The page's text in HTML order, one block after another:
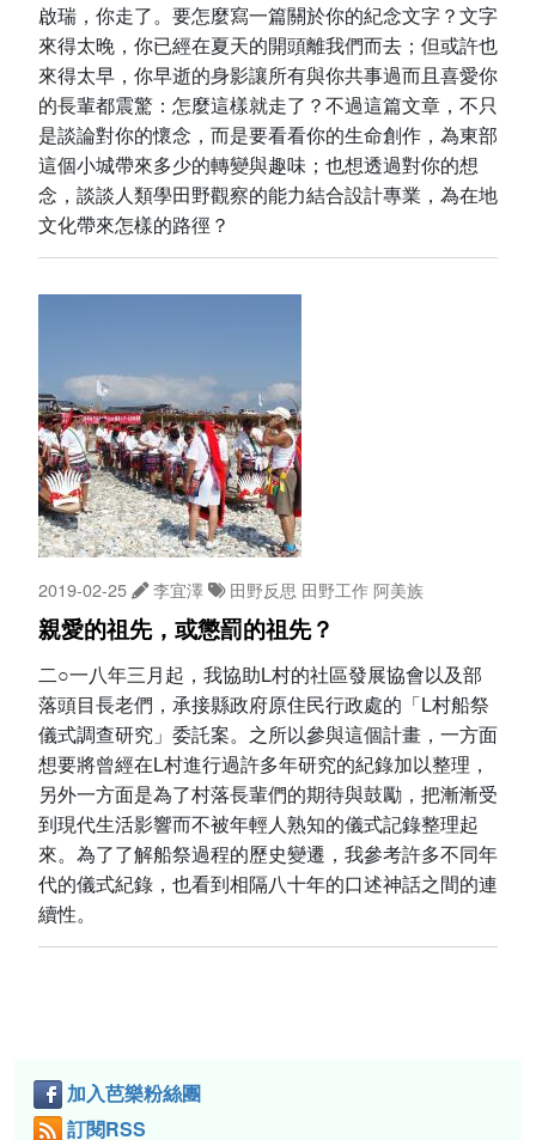
啟瑞，你走了。要怎麼寫一篇關於你的紀念文字？文字
來得太晚，你已經在夏天的開頭離我們而去；但或許也
來得太早，你早逝的身影讓所有與你共事過而且喜愛你
的長輩都震驚：怎麼這樣就走了？不過這篇文章，不只
是談論對你的懷念，而是要看看你的生命創作，為東部
這個小城帶來多少的轉變與趣味；也想透過對你的想
念，談談人類學田野觀察的能力結合設計專業，為在地
文化帶來怎樣的路徑？
2019-02-25 李宜澤 田野反思 田野工作阿美族
親愛的祖先，或懲罰的祖先？
二○一八年三月起，我協助L村的社區發展協會以及部
落頭目長老們，承接縣政府原住民行政處的「L村船祭
儀式調查研究」委託案。之所以參與這個計畫，一方面
想要將曾經在L村進行過許多年研究的紀錄加以整理，
另外一方面是為了村落長輩們的期待與鼓勵，把漸漸受
到現代生活影響而不被年輕人熟知的儀式記錄整理起
來。為了了解船祭過程的歷史變遷，我參考許多不同年
代的儀式紀錄，也看到相隔八十年的口述神話之間的連
續性。
加入芭樂粉絲團
訂閱RSS